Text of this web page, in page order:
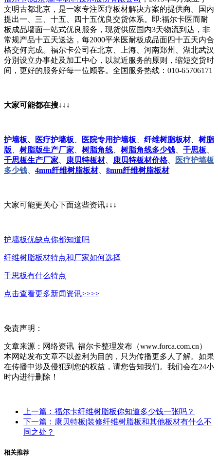
文明古都北京，是一家专注医疗板材解决方案的提供商。国内
提出一、三、十五、四十五优良交货体系。即:福尔卡医而耐
板成品墙面一站式优良服务，现货供应国内3天物流到达，非
常规产品十五天送达，每2000平米医耐板成品面四十五天内合
格交何完成。福尔卡公司在北京、上海、河南郑州、湖北武汉
分別设立办事处及加工中心，以就近服务的原则，缩短交货时
间，更好的服务好每一位顾客。全国服务热线：010-65706171
大家可能都在搜↓↓↓
护墙板、 医疗护墙板 医院专用护墙板 纤维树脂板材、 树脂
版
树脂版生产厂家 树脂角线 树脂角线多少钱 千思板
千思板生产厂家
康贝特板材、 康贝特板材价格、
医疗护墙板
多少钱
4mm纤维树脂板材、 8mm纤维树脂板材
大家可能更关心下面这些资讯↓↓↓
护墙板优缺点你都知道吗
纤维树脂板材特点和厂家如何选择
千思板有什么特点
点击查看更多新闻资讯>>>>
免责声明：
文章来源：网络资讯 福尔卡整理发布（www.forca.com.cn）
本网站发布文章不以盈利为目的，只为传播更多人了解。如果
在传播中涉及侵犯到您的权益，请您告知我们。我们会在24小
时内进行删除！
上一篇：福尔卡纤维树脂板你知道多少钱一张吗？
下一篇：​康贝特板|装修纤维树脂板和其他板材有什么不
同之处？
相关推荐